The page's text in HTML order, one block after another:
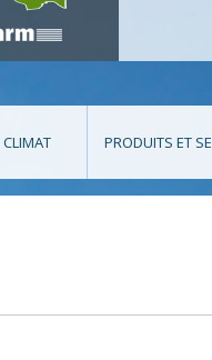
CLIMAT PRODUITS ET